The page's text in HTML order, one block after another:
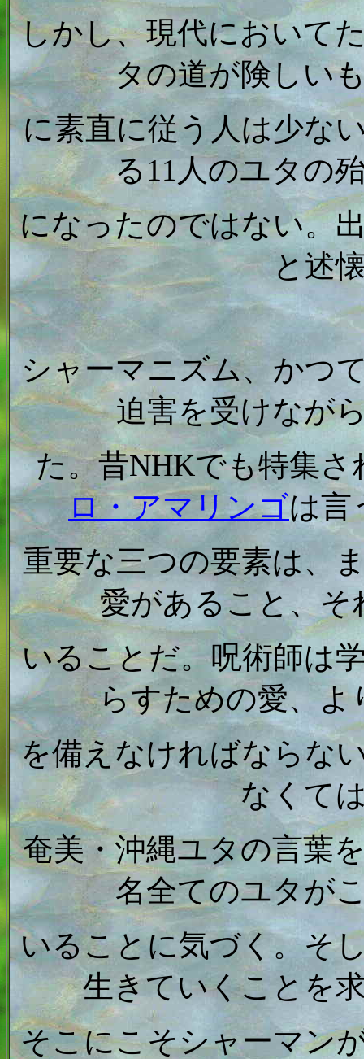
しかし、現代において
タの道が険しい
に素直に従う人は少な
る11人のユタの
になったのではない。
と述
シャーマニズム、かつ
迫害を受けなが
た。昔NHKでも特集
ロ・アマリンゴは言
重要な三つの要素は、
愛があること、そ
いることだ。呪術師は
らすための愛、よ
を備えなければならな
なくて
奄美・沖縄ユタの言葉
名全てのユタが
いることに気づく。そ
生きていくことを
そこにこそシャーマン